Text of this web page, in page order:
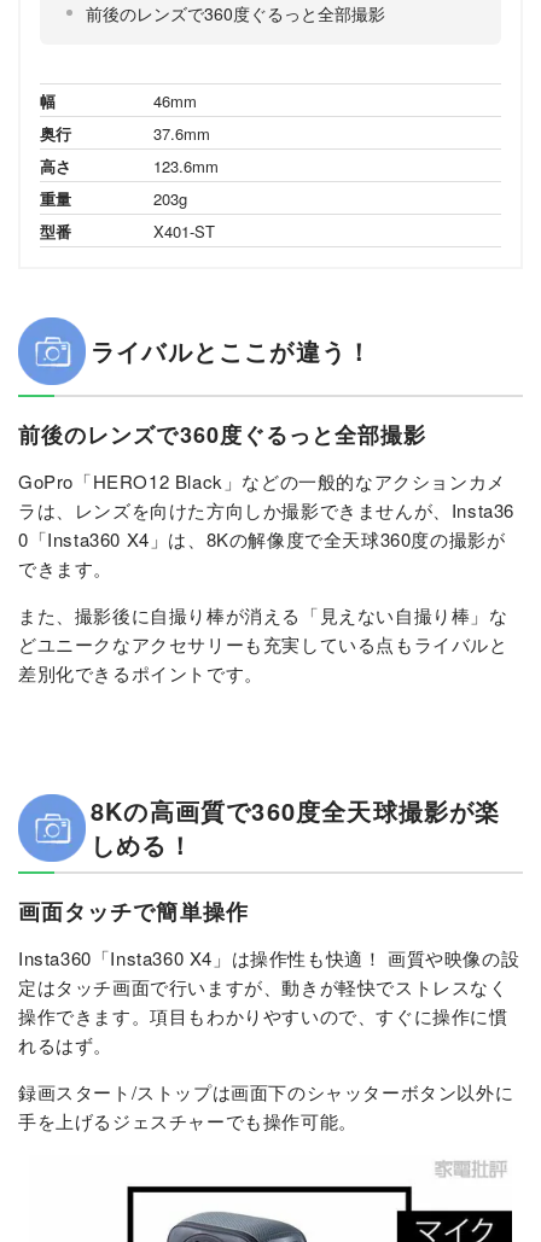
前後のレンズで360度ぐるっと全部撮影
幅
46mm
奥行
37.6mm
高さ
123.6mm
重量
203g
型番
X401-ST
ライバルとここが違う！
前後のレンズで360度ぐるっと全部撮影
GoPro「HERO12 Black」などの一般的なアクションカメ
ラは、レンズを向けた方向しか撮影できませんが、Insta36
0「Insta360 X4」は、8Kの解像度で全天球360度の撮影が
できます。
また、撮影後に自撮り棒が消える「見えない自撮り棒」な
どユニークなアクセサリーも充実している点もライバルと
差別化できるポイントです。
8Kの高画質で360度全天球撮影が楽
しめる！
画面タッチで簡単操作
Insta360「Insta360 X4」は操作性も快適！ 画質や映像の設
定はタッチ画面で行いますが、動きが軽快でストレスなく
操作できます。項目もわかりやすいので、すぐに操作に慣
れるはず。
録画スタート/ストップは画面下のシャッターボタン以外に
手を上げるジェスチャーでも操作可能。